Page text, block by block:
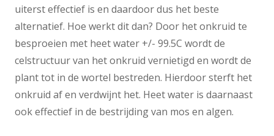
uiterst effectief is en daardoor dus het beste
alternatief. Hoe werkt dit dan? Door het onkruid te
besproeien met heet water +/- 99.5C wordt de
celstructuur van het onkruid vernietigd en wordt de
plant tot in de wortel bestreden. Hierdoor sterft het
onkruid af en verdwijnt het. Heet water is daarnaast
ook effectief in de bestrijding van mos en algen.